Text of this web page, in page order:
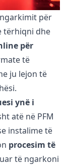
për
tërhiqni dhe
për
të
ju lejon të
ynë i
atë në PFM
instalime të
procesim të
të ngarkoni